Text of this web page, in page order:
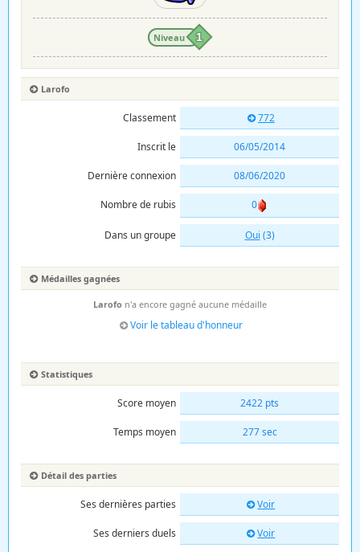
Niveau 1
Larofo
Classement 772
Inscrit le 06/05/2014
Dernière connexion 08/06/2020
Nombre de rubis 0
Dans un groupe Oui (3)
Médailles gagnées
Larofo n'a encore gagné aucune médaille
Voir le tableau d'honneur
Statistiques
Score moyen 2422 pts
Temps moyen 277 sec
Détail des parties
Ses dernières parties Voir
Ses derniers duels Voir